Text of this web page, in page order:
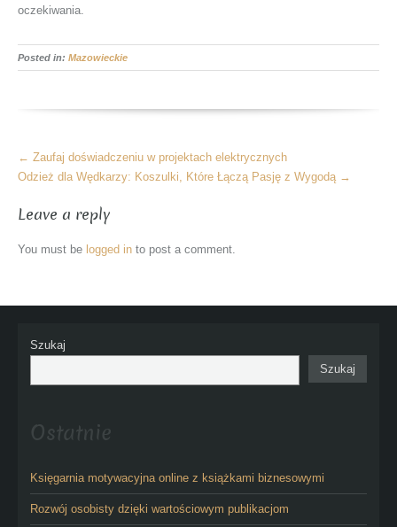
oczekiwania.
Posted in: Mazowieckie
More
Articles
← Zaufaj doświadczeniu w projektach elektrycznych
Odzież dla Wędkarzy: Koszulki, Które Łączą Pasję z Wygodą →
Leave a reply
You must be logged in to post a comment.
Szukaj
Szukaj
Ostatnie
Księgarnia motywacyjna online z książkami biznesowymi
Rozwój osobisty dzięki wartościowym publikacjom